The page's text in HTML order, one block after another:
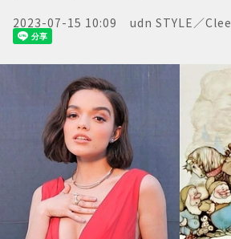
2023-07-15 10:09 udn STYLE／Clee